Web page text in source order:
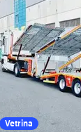
Vetrina